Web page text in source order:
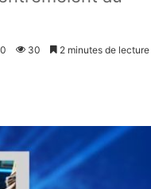
0 30 2 minutes de lecture